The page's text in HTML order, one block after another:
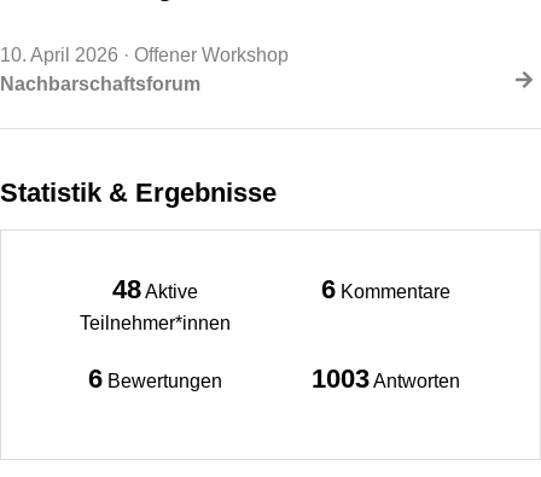
10. April 2026 · Offener Workshop
Nachbarschaftsforum
Statistik & Ergebnisse
48Aktive
Teilnehmer*innen
6 Kommentare
6 Bewertungen 1003Antworten